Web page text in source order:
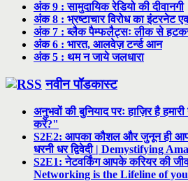
अंक 9 : सामुदायिक रेडियो की दीवानगी
अंक 8 : भ्रष्टाचार विरोध का इंटरनेट
अंक 7 : ब्लैक पैम्फलैट्सः लीक से
अंक 6 : भारत, आलवेज़ टर्न्ड आन
अंक 5 : थम न जाये जलधारा
नवीन पॉडकास्ट
अनुभवों की बुनियाद परः हाज़िर है
करें?"
S2E2: आपका कौशल और जुनून ही
धरनी धर द्विवेदी | Demystifying
S2E1: नेटवर्किंग आपके करियर की
Networking is the Lifeline of